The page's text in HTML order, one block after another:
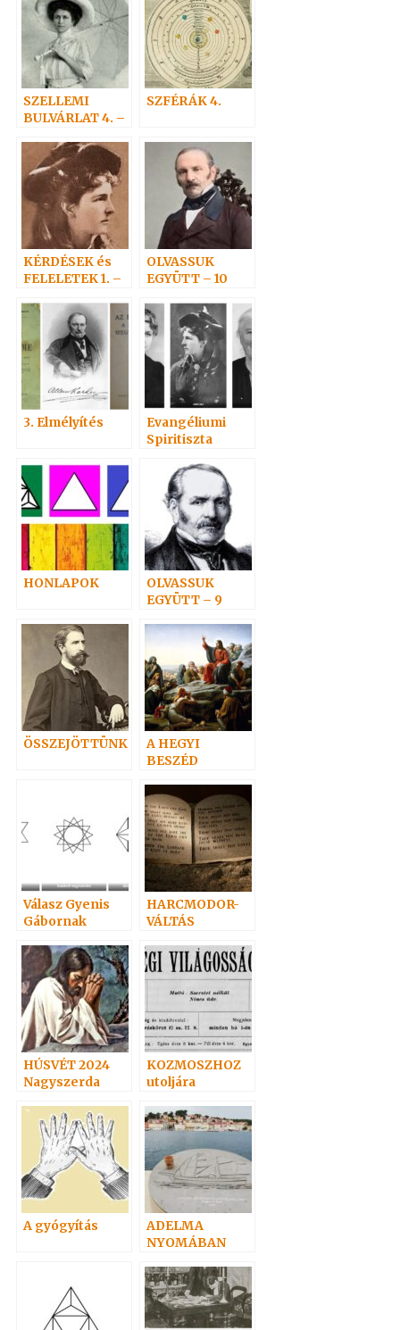
SZELLEMI
BULVÁRLAT 4. –
nevezetes
rokonai 3
SZFÉRÁK 4.
KÉRDÉSEK és
FELELETEK 1. –
professzor
OLVASSUK
EGYÜTT – 10
3. Elmélyítés
Evangéliumi
Spiritiszta
HONLAPOK
OLVASSUK
EGYÜTT – 9
ÖSSZEJÖTTÜNK
A HEGYI
BESZÉD
Válasz Gyenis
Gábornak
HARCMODOR-
VÁLTÁS
HÚSVÉT 2024
Nagyszerda
KOZMOSZHOZ
utoljára
A gyógyítás
ADELMA
NYOMÁBAN